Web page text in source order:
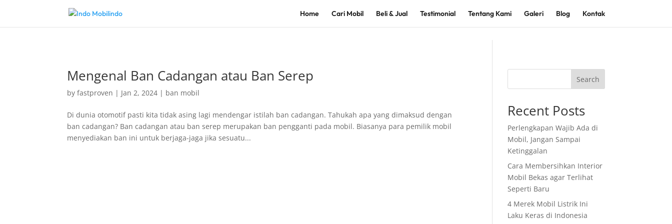
Home Cari Mobil Beli & Jual Testimonial Tentang Kami Galeri Blog Kontak
Mengenal Ban Cadangan atau Ban Serep
byfastproven | Jan 2, 2024 | ban mobil
Di dunia otomotif pasti kita tidak asing lagi mendengar istilah ban cadangan. Tahukah apa yang dimaksud dengan
ban cadangan? Ban cadangan atau ban serep merupakan ban pengganti pada mobil. Biasanya para pemilik mobil
menyediakan ban ini untuk berjaga-jaga jika sesuatu...
Search
Recent Posts
Perlengkapan Wajib Ada di
Mobil, Jangan Sampai
Ketinggalan
Cara Membersihkan Interior
Mobil Bekas agar Terlihat
Seperti Baru
4 Merek Mobil Listrik Ini
Laku Keras di Indonesia